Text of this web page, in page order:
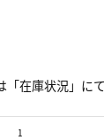
「在庫状況」に